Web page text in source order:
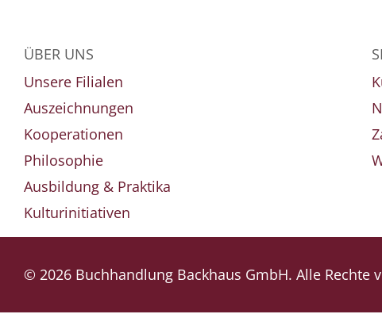
ÜBER UNS
Unsere Filialen
Auszeichnungen
Kooperationen
Philosophie
Ausbildung & Praktika
Kulturinitiativen
© 2026 Buchhandlung Backhaus GmbH. Alle Rechte